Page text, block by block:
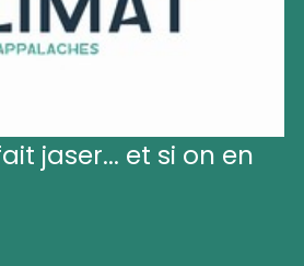
jaser... et si on en